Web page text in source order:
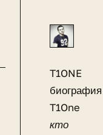
T1ONE
биография
T1One
кто